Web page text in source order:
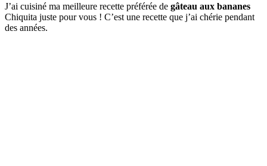
J’ai cuisiné ma meilleure recette préférée de gâteau aux bananes
Chiquita juste pour vous ! C’est une recette que j’ai chérie pendant
des années.